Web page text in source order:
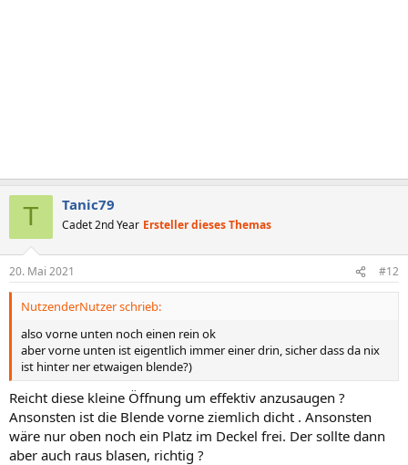
T Tanic79
Cadet 2nd Year Ersteller dieses Themas
20. Mai 2021 #12
NutzenderNutzer schrieb:
also vorne unten noch einen rein ok
aber vorne unten ist eigentlich immer einer drin, sicher dass da nix
ist hinter ner etwaigen blende?)
Reicht diese kleine Öffnung um effektiv anzusaugen ?
Ansonsten ist die Blende vorne ziemlich dicht . Ansonsten
wäre nur oben noch ein Platz im Deckel frei. Der sollte dann
aber auch raus blasen, richtig ?